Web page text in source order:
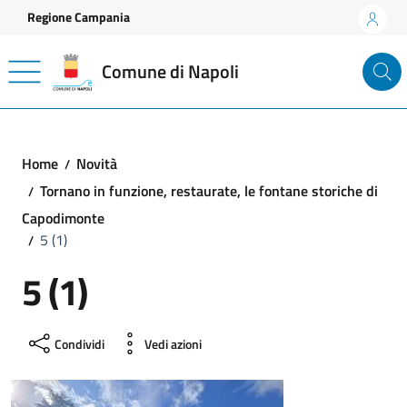
Vai ai contenuti
Vai al footer
Regione Campania
Comune di Napoli
Home
Novità
Tornano in funzione, restaurate, le fontane storiche di
Capodimonte
5 (1)
5 (1)
Condividi Vedi azioni